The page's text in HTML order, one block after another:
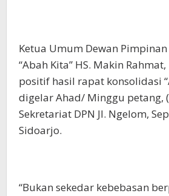
Ketua Umum Dewan Pimpinan
“Abah Kita” HS. Makin
positif hasil rapat konsolidasi
digelar Ahad/ Minggu petang,
Sekretariat DPN Jl. Ngelom,
Sidoarjo.
“Bukan sekedar kebebasan